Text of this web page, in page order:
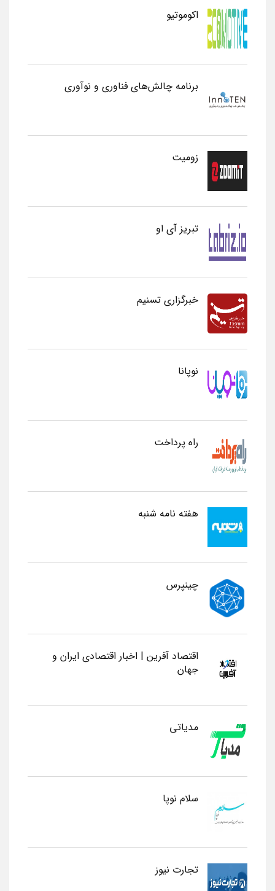
اکوموتیو
برنامه چالش‌های فناوری و نوآوری
زومیت
تبریز آی او
خبرگزاری تسنیم
نوپانا
راه پرداخت
هفته نامه شنبه
چینپرس
اقتصاد آفرین | اخبار اقتصادی ایران و
جهان
مدیاتی
سلام نوپا
تجارت نیوز